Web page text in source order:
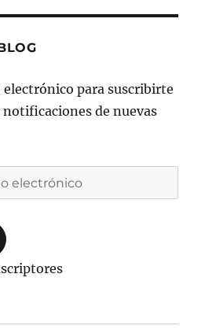
para suscribirte
de nuevas